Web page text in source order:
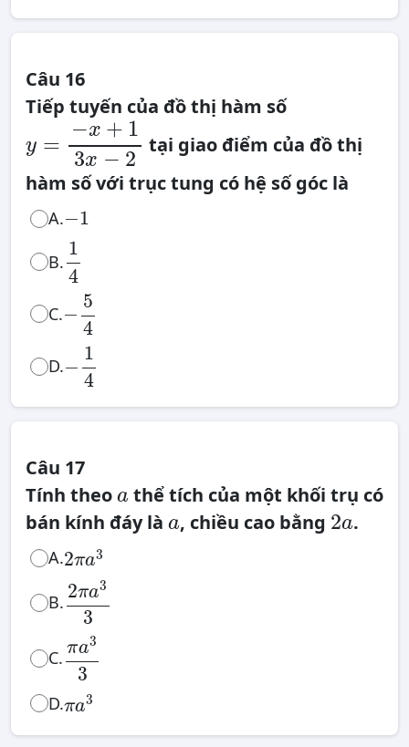
Câu 16
Tiếp tuyến của đồ thị hàm số
y =
−x + 1
3x − 2
y
− x+ 13x−2
tại giao điểm của đồ thị
hàm số với trục tung có hệ số góc là
A.−1
1
B.
1
4
1
C.−
5
4
54
D.−
1
4
14
Câu 17
Tính theo a
athể tích của một khối trụ có
bán kính đáy là a
a, chiều cao bằng 2a
2
a .
A.2πa3
2 a3
B. 2πa3
3
2π 3
C. πa3
3
3
D.πa3
a3